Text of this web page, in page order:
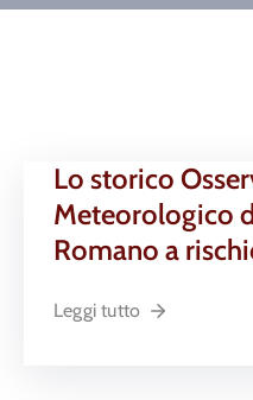
Lo storico
Meteorologico
Romano a
Leggi tutto